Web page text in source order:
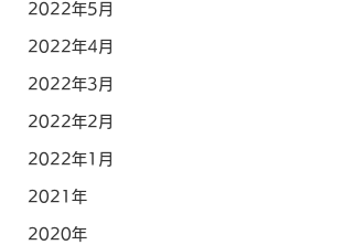
2022年5月
2022年4月
2022年3月
2022年2月
2022年1月
2021年
2020年